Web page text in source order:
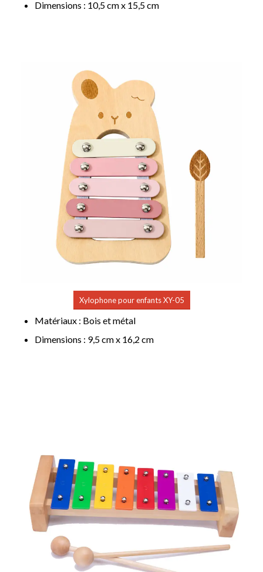
Dimensions : 10,5 cm x 15,5 cm
Xylophone pour enfants XY-05
Matériaux : Bois et métal
Dimensions : 9,5 cm x 16,2 cm